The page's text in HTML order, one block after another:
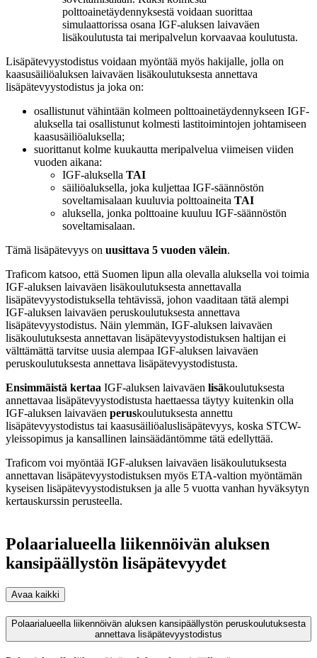
polttoainetäydennyksestä voidaan suorittaa
simulaattorissa osana IGF-aluksen laivaväen
lisäkoulutusta tai meripalvelun korvaavaa koulutusta.
Lisäpätevyystodistus voidaan myöntää myös hakijalle, jolla on
kaasusäiliöaluksen laivaväen lisäkoulutuksesta annettava
lisäpätevyystodistus ja joka on:
osallistunut vähintään kolmeen polttoainetäydennykseen IGF-
aluksella tai osallistunut kolmesti lastitoimintojen johtamiseen
kaasusäiliöaluksella;
suorittanut kolme kuukautta meripalvelua viimeisen viiden
vuoden aikana:
IGF-aluksella TAI
säiliöaluksella, joka kuljettaa IGF-säännöstön
soveltamisalaan kuuluvia polttoaineita TAI
aluksella, jonka polttoaine kuuluu IGF-säännöstön
soveltamisalaan.
Tämä lisäpätevyys on uusittava 5 vuoden välein.
Traficom katsoo, että Suomen lipun alla olevalla aluksella voi toimia
IGF-aluksen laivaväen lisäkoulutuksesta annettavalla
lisäpätevyystodistuksella tehtävissä, johon vaaditaan tätä alempi
IGF-aluksen laivaväen peruskoulutuksesta annettava
lisäpätevyystodistus. Näin ylemmän, IGF-aluksen laivaväen
lisäkoulutuksesta annettavan lisäpätevyystodistuksen haltijan ei
välttämättä tarvitse uusia alempaa IGF-aluksen laivaväen
peruskoulutuksesta annettava lisäpätevyystodistusta.
Ensimmäistä kertaa IGF-aluksen laivaväen lisäkoulutuksesta
annettavaa lisäpätevyystodistusta haettaessa täytyy kuitenkin olla
IGF-aluksen laivaväen peruskoulutuksesta annettu
lisäpätevyystodistus tai kaasusäiliöaluslisäpätevyys, koska STCW-
yleissopimus ja kansallinen lainsäädäntömme tätä edellyttää.
Traficom voi myöntää IGF-aluksen laivaväen lisäkoulutuksesta
annettavan lisäpätevyystodistuksen myös ETA-valtion myöntämän
kyseisen lisäpätevyystodistuksen ja alle 5 vuotta vanhan hyväksytyn
kertauskurssin perusteella.
Polaarialueella liikennöivän aluksen
kansipäällystön lisäpätevyydet
Avaa kaikki
Polaarialueella liikennöivän aluksen kansipäällystön peruskoulutuksesta
annettava lisäpätevyystodistus